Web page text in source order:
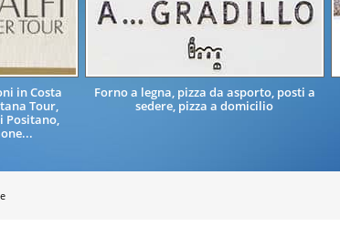
in Costa
Tour,
Positano,
Forno a legna, pizza da asporto, posti a
sedere, pizza a domicilio